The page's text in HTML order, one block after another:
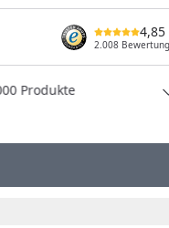
4,85
2.008
Produkte